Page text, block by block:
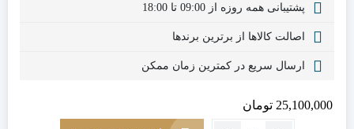
پشتیبانی همه روزه از 09:00 تا 18:00
اصالت کالاها از برترین برندها
ارسال سریع در کمترین زمان ممکن
25,100,000 تومان